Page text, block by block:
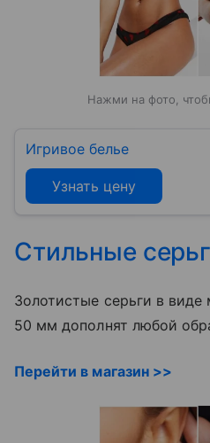
Нажми на фото,
Игривое белье
Узнать цену
Стильные
Золотистые серьги в
50 мм дополнят любой
Перейти в магазин >>